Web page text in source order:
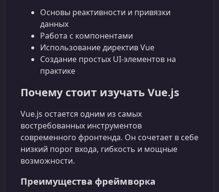
Основы реактивности и привязки
данных
Работа с компонентами
Использование директив Vue
Создание простых UI‑элементов на
практике
Почему стоит изучать Vue.js
Vue.js остается одним из самых
востребованных инструментов
современного фронтенда. Он сочетает в себе
низкий порог входа, гибкость и мощные
возможности.
Преимущества фреймворка